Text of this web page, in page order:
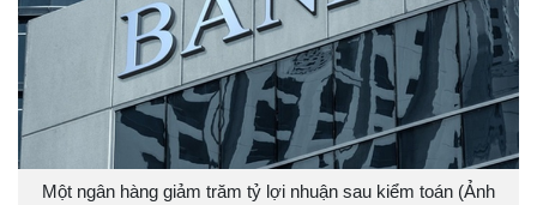
Một ngân hàng giảm trăm tỷ lợi nhuận sau kiểm toán (Ảnh